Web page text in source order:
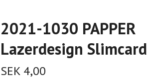
2021-1030 PAPPER
Lazerdesign Slimcard
SEK 4,00